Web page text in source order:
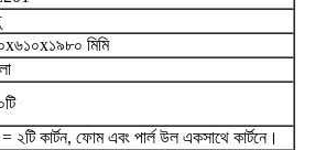
মিমি
= ২টি কার্টন, ফোম এবং পার্ল উল একসাথে কার্টনে।